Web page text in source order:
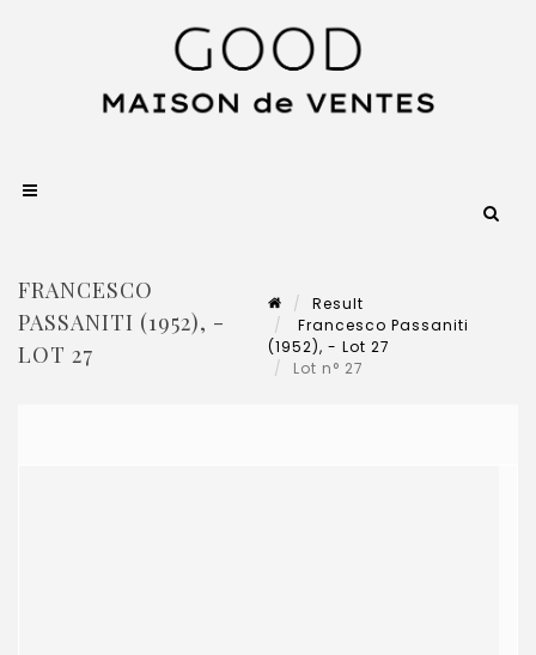
FRANCESCO
PASSANITI (1952), -
LOT 27
Result
Francesco Passaniti
(1952), - Lot 27
Lot n° 27